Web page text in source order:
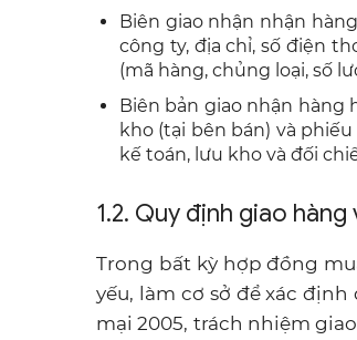
Biên giao nhận nhận
công ty, địa chỉ, số điện
(mã hàng, chủng loại, số
Biên bản giao nhận hàng
kho (tại bên bán) và
kế toán, lưu kho và đối
1.2. Quy định giao
Trong bất kỳ hợp đồng
yếu, làm cơ sở để xác
mại 2005, trách nhiệm